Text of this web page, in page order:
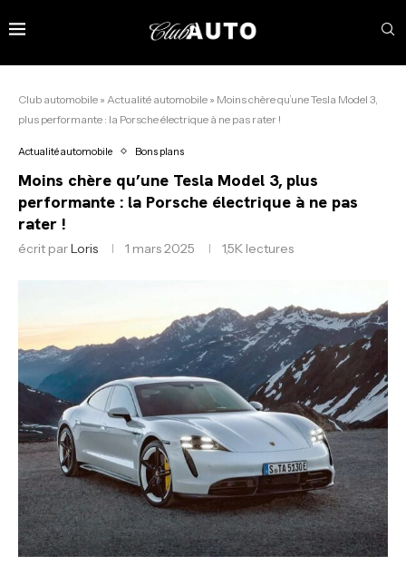
Club automobile » Actualité automobile » Moins chère qu’une Tesla Model 3,
plus performante : la Porsche électrique à ne pas rater !
Actualité automobile Bons plans
Moins chère qu’une Tesla Model 3, plus
performante : la Porsche électrique à ne pas
rater !
écrit parLoris 1 mars 2025 1,5K lectures